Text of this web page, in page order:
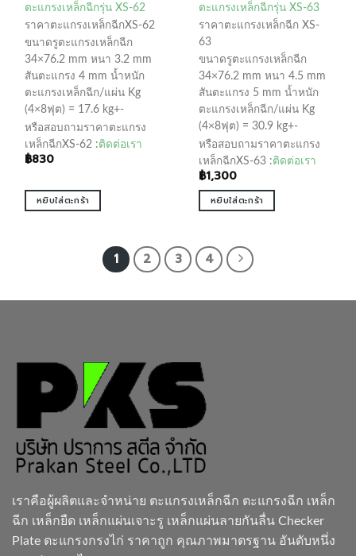
ตะแกรงเหล็กฉีกรุ่น XS-62
ราคาตะแกรงเหล็กฉีกXS-62
ขนาดรูตะแกรงเหล็กฉีก
34×76.2 mm หนา 3.2 mm
สันตะแกรง 4 mm น้ำหนัก
ตะแกรงเหล็กฉีก/แผ่น Kg
(4×8ฟุต) = 17.6 kg+-
หรือสอบถามราคาตะแกรง
เหล็กฉีกXS-62 :ติดต่อเรา
฿830
หยิบใส่ตะกร้า
ตะแกรงเหล็กฉีกรุ่น XS-63
ราคาตะแกรงเหล็กฉีก XS-
63
ขนาดรูตะแกรงเหล็กฉีก
34×76.2 mm หนา 4.5 mm
สันตะแกรง 5 mm น้ำหนัก
ตะแกรงเหล็กฉีก/แผ่น Kg
(4×8ฟุต) = 30.9 kg+-
หรือสอบถามราคาตะแกรง
เหล็กฉีกXS-63 :ติดต่อเรา
฿1,300
หยิบใส่ตะกร้า
1 2 3 4
เราคือผู้ผลิตและจำหน่าย ตะแกรงเหล็กฉีก ตะแกรงฉีก เหล็ก
ฉีก เหล็กยืด เหล็กแผ่นเจาะรู เหล็กแผ่นลายกันลื่น Checker
Plate ตะแกรงกรงไก่ ราคาถูก คุณภาพมาตรฐาน อันดับหนึ่ง